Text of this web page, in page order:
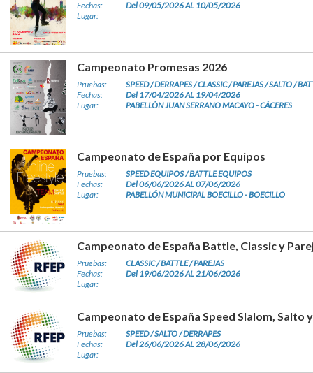
Fechas:
Del 09/05/2026 AL 10/05/2026
Lugar:
Campeonato Promesas 2026
Pruebas:
SPEED / DERRAPES / CLASSIC / PAREJAS / SALTO /
Fechas:
Del 17/04/2026 AL 19/04/2026
Lugar:
PABELLÓN JUAN SERRANO MACAYO - CÁCERES
Campeonato de España por Equipos
Pruebas:
SPEED EQUIPOS / BATTLE EQUIPOS
Fechas:
Del 06/06/2026 AL 07/06/2026
Lugar:
PABELLÓN MUNICIPAL BOECILLO - BOECILLO
Campeonato de España Battle, Classic y
Pruebas:
CLASSIC / BATTLE / PAREJAS
Fechas:
Del 19/06/2026 AL 21/06/2026
Lugar:
Campeonato de España Speed Slalom, Salto
Pruebas:
SPEED / SALTO / DERRAPES
Fechas:
Del 26/06/2026 AL 28/06/2026
Lugar: